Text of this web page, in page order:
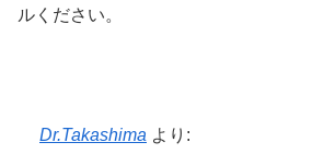
ルください。
Dr.Takashima より: